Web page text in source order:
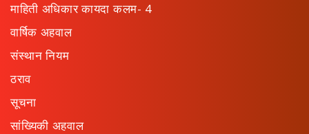
माहिती अधिकार कायदा कलम- 4
वार्षिक अहवाल
संस्थान नियम
ठराव
सूचना
सांख्यिकी अहवाल